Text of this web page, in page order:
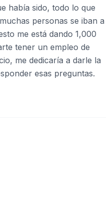
había sido, todo lo que
personas se iban a
me está dando 1,000
tener un empleo de
me dedicaría a darle la
esas preguntas.